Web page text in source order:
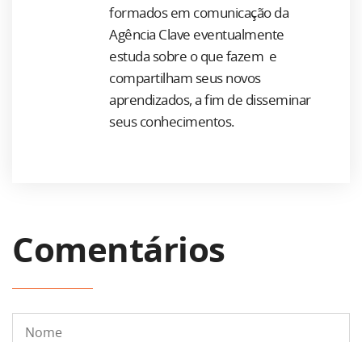
formados em comunicação da
Agência Clave eventualmente
estuda sobre o que fazem e
compartilham seus novos
aprendizados, a fim de disseminar
seus conhecimentos.
Comentários